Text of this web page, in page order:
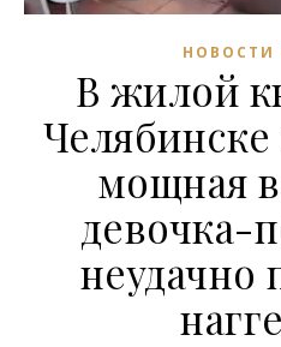
НОВОСТИ
В жилой
мощная
девочка-
неудачно